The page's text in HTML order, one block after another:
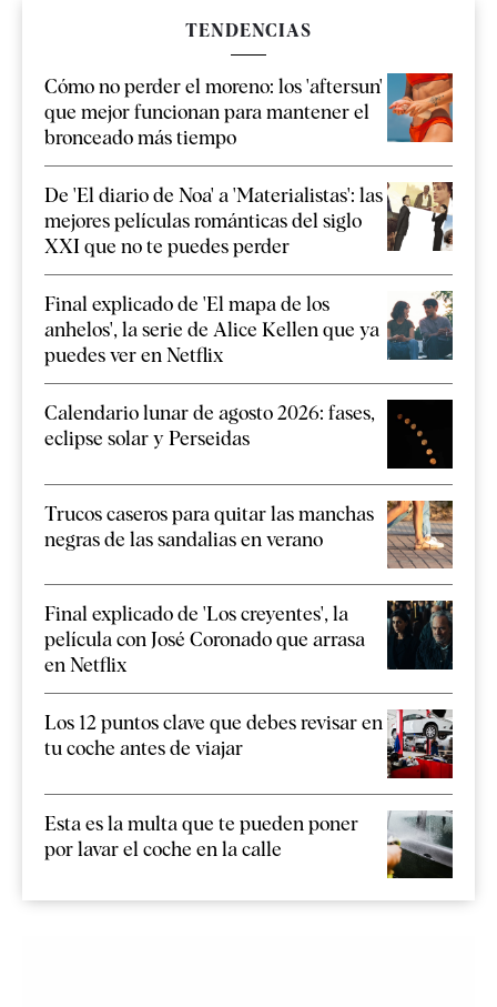
TENDENCIAS
Cómo no perder el moreno: los 'aftersun'
que mejor funcionan para mantener el
bronceado más tiempo
De 'El diario de Noa' a 'Materialistas': las
mejores películas románticas del siglo
XXI que no te puedes perder
Final explicado de 'El mapa de los
anhelos', la serie de Alice Kellen que ya
puedes ver en Netflix
Calendario lunar de agosto 2026: fases,
eclipse solar y Perseidas
Trucos caseros para quitar las manchas
negras de las sandalias en verano
Final explicado de 'Los creyentes', la
película con José Coronado que arrasa
en Netflix
Los 12 puntos clave que debes revisar en
tu coche antes de viajar
Esta es la multa que te pueden poner
por lavar el coche en la calle